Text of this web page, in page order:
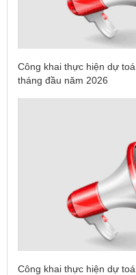
Công khai thực hiện dự
tháng đầu năm 2026
Công khai thực hiện dự